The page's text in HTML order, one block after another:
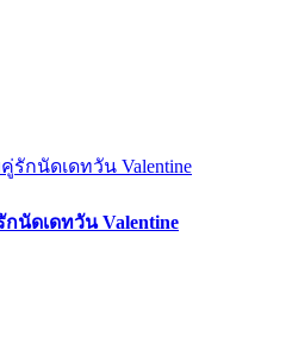
นัดเดทวัน Valentine